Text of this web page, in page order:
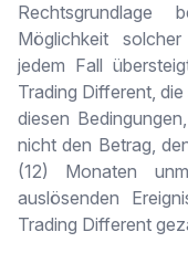
Möglichkeit
jedem Fall
Trading Different,
diesen
nicht den Betrag,
(12) Monaten
auslösenden
Trading Different